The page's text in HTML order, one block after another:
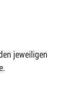
jeweiligen